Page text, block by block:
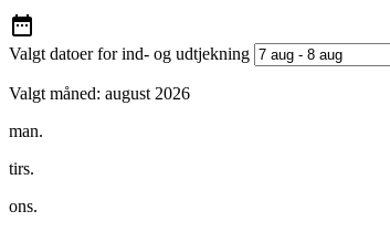
Valgt datoer for ind- og udtjekning
Valgt måned: august 2026
man.
tirs.
ons.